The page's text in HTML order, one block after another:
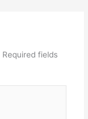
Required fields